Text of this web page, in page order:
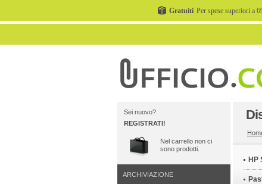
Gratuiti Per spese superiori a
Sei nuovo?
REGISTRATI!
Nel carrello non ci
sono prodotti.
ARCHIVIAZIONE
HP